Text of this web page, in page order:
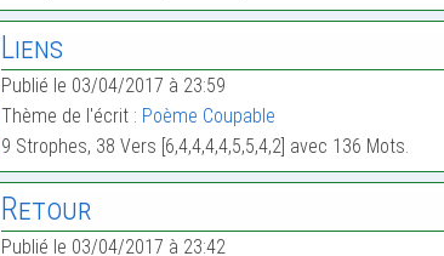
Liens
Publié le 03/04/2017 à 23:59
Thème de l'écrit : Poème Coupable
9 Strophes, 38 Vers [6,4,4,4,4,5,5,4,2] avec 136 Mots.
Retour
Publié le 03/04/2017 à 23:42